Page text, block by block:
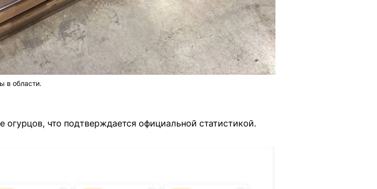
в области.
что подтверждается официальной статистикой.